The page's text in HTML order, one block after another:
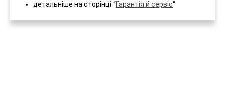
детальніше на сторінці “Гарантія й сервіс“